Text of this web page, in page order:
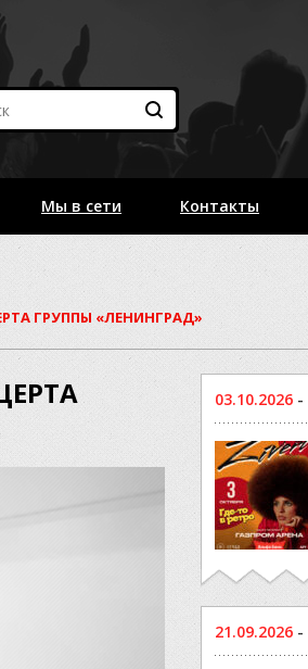
Мы в сети Контакты
ГРУППЫ «ЛЕНИНГРАД»
03.10.2026 -
21.09.2026 -